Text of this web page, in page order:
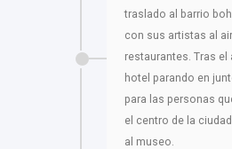
traslado al barrio
con sus artistas al
restaurantes. Tras el
hotel parando en
para las personas
el centro de la
al museo.